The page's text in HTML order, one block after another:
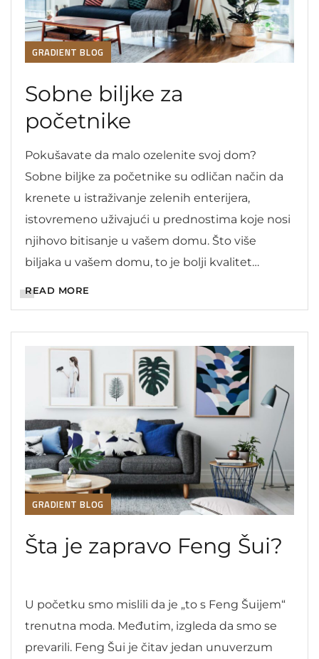
GRADIENT BLOG
Sobne biljke za
početnike
Pokušavate da malo ozelenite svoj dom?
Sobne biljke za početnike su odličan način da
krenete u istraživanje zelenih enterijera,
istovremeno uživajući u prednostima koje nosi
njihovo bitisanje u vašem domu. Što više
biljaka u vašem domu, to je bolji kvalitet
vazduha. U ovom blogu ćemo podijeliti sa
READ MORE
GRADIENT BLOG
Šta je zapravo Feng Šui?
U početku smo mislili da je „to s Feng Šuijem“
trenutna moda. Međutim, izgleda da smo se
prevarili. Feng Šui je čitav jedan unuverzum